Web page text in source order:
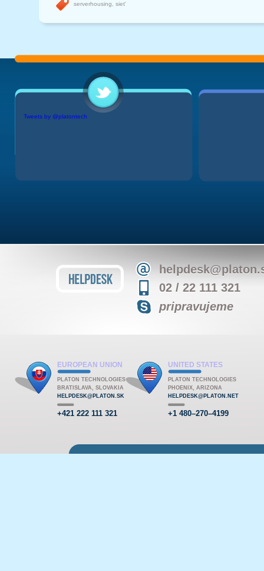
serverhousing sieť
Tweets by @platontech
02 / 22 111 321
pripravujeme
EUROPEAN UNION
PLATON TECHNOLOGIES
BRATISLAVA, SLOVAKIA
HELPDESK@PLATON.SK
+421 222 111 321
UNITED STATES
PLATON TECHNOLOGIES
PHOENIX, ARIZONA
HELPDESK@PLATON.NET
+1 480–270–4199